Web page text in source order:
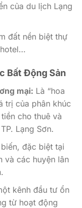
của du lịch Lạng
đất nền biệt thự
Bất Động Sản
mại: Là “hoa
trị của phân khúc
cho thuê và
Lạng Sơn.
đặc biệt tại
và các huyện lân
kênh đầu tư ổn
từ hoạt động